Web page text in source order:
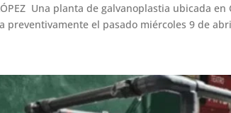
Una planta de galvanoplastia ubicada
preventivamente el pasado miércoles 9 de